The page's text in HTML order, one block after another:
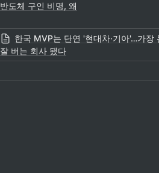
반도체 구인 비명, 왜
한국 MVP는 단연 '현대차·기아'…가장
잘 버는 회사 됐다